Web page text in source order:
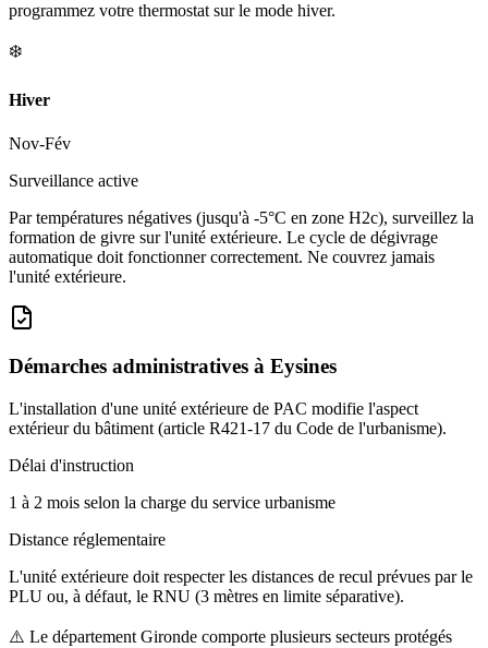
programmez votre thermostat sur le mode hiver.
❄️
Hiver
Nov-Fév
Surveillance active
Par températures négatives (jusqu'à -5°C en zone H2c), surveillez la
formation de givre sur l'unité extérieure. Le cycle de dégivrage
automatique doit fonctionner correctement. Ne couvrez jamais
l'unité extérieure.
Démarches administratives à Eysines
L'installation d'une unité extérieure de PAC modifie l'aspect
extérieur du bâtiment (article R421-17 du Code de l'urbanisme).
Délai d'instruction
1 à 2 mois selon la charge du service urbanisme
Distance réglementaire
L'unité extérieure doit respecter les distances de recul prévues par le
PLU ou, à défaut, le RNU (3 mètres en limite séparative).
⚠️ Le département Gironde comporte plusieurs secteurs protégés